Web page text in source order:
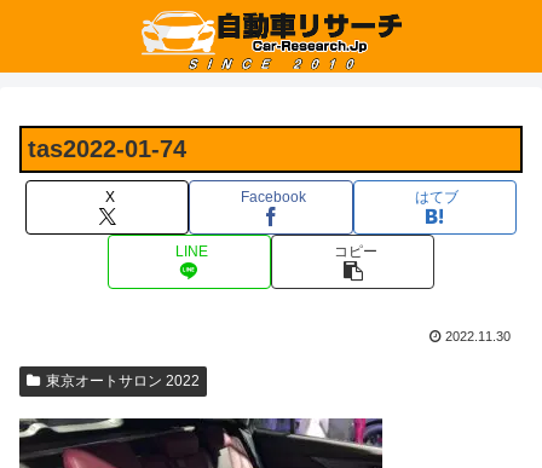
tas2022-01-74
X Facebook はてブ
LINE コピー
2022.11.30
東京オートサロン 2022